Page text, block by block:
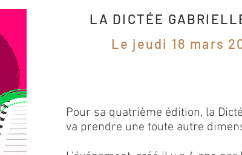
LA DICTÉE
Le jeudi 18 mars
Pour sa quatrième édition, la
va prendre une toute autre